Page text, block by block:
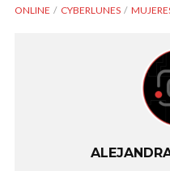
ONLINE
CYBERLUNES